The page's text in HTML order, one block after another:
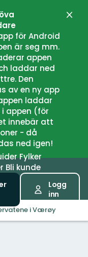
för Android
är seg mm.
appen
laddar ned
Den
av en ny app
laddar
appen (för
innebär att
- då
ned igen!
Lukk
Fylker
Bli kunde
Logg
inn
i Værøy